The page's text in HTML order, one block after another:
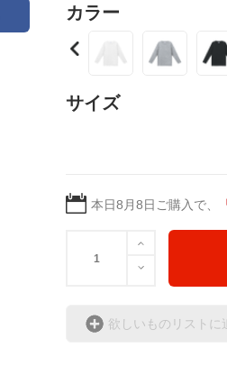
カラー
サイズ
本日8月8日 ご購入で、
欲しいものリストに